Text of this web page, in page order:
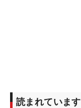
読まれています